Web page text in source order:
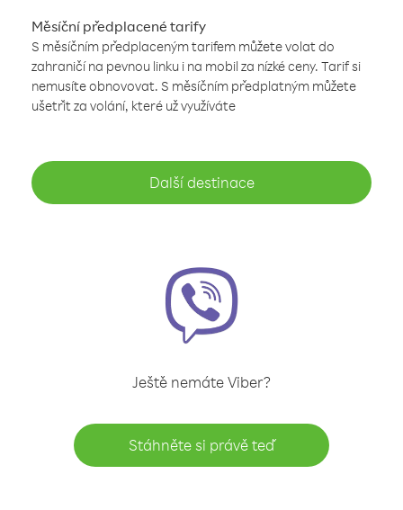
Měsíční předplacené tarify
S měsíčním předplaceným tarifem můžete volat do
zahraničí na pevnou linku i na mobil za nízké ceny. Tarif si
nemusíte obnovovat. S měsíčním předplatným můžete
ušetřit za volání, které už využíváte
Další destinace
Ještě nemáte Viber?
Stáhněte si právě teď